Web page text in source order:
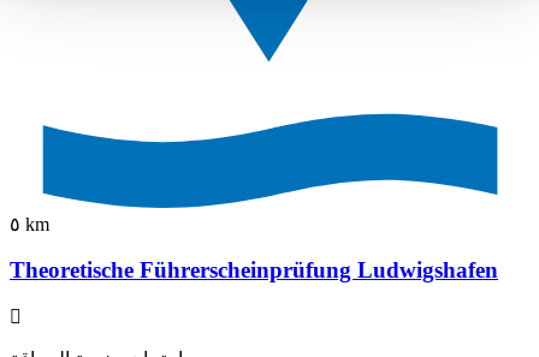
٥ km
Theoretische Führerscheinprüfung Ludwigshafen